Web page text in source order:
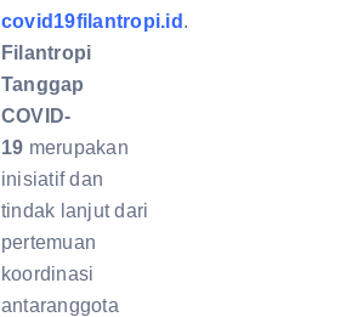
covid19filantropi.id .
Filantropi
Tanggap
COVID-
19 merupakan
inisiatif dan
tindak lanjut dari
pertemuan
koordinasi
antaranggota